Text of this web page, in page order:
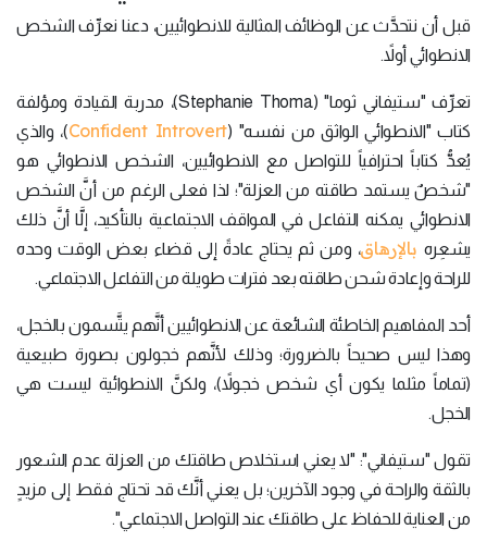
قبل أن نتحدَّث عن الوظائف المثالية للانطوائيين، دعنا نعرِّف الشخص
الانطوائي أولاً.
تعرِّف "ستيفاني ثوما" (Stephanie Thoma)، مدربة القيادة ومؤلفة
كتاب "الانطوائي الواثق من نفسه" (Confident Introvert)، والذي
يُعدُّ كتاباً احترافياً للتواصل مع الانطوائيين، الشخص الانطوائي هو
"شخصٌ يستمد طاقته من العزلة"؛ لذا فعلى الرغم من أنَّ الشخص
الانطوائي يمكنه التفاعل في المواقف الاجتماعية بالتأكيد، إلَّا أنَّ ذلك
يشعِره بالإرهاق، ومن ثم يحتاج عادةً إلى قضاء بعض الوقت وحده
للراحة وإعادة شحن طاقته بعد فترات طويلة من التفاعل الاجتماعي.
أحد المفاهيم الخاطئة الشائعة عن الانطوائيين أنَّهم يتَّسمون بالخجل،
وهذا ليس صحيحاً بالضرورة؛ وذلك لأنَّهم خجولون بصورة طبيعية
(تماماً مثلما يكون أي شخص خجولاً)، ولكنَّ الانطوائية ليست هي
الخجل.
تقول "ستيفاني": "لا يعني استخلاص طاقتك من العزلة عدم الشعور
بالثقة والراحة في وجود الآخرين؛ بل يعني أنَّك قد تحتاج فقط إلى مزيدٍ
من العناية للحفاظ على طاقتك عند التواصل الاجتماعي".